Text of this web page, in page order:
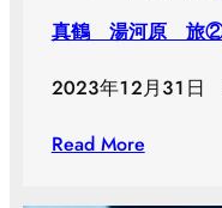
真鶴 湯河原 旅
２０２３年１２月
Read More